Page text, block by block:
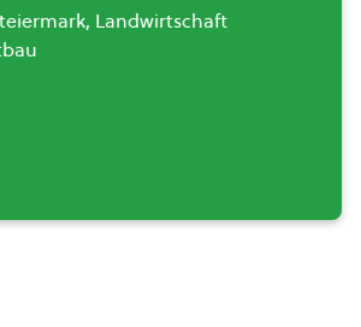
Landwirtschaft